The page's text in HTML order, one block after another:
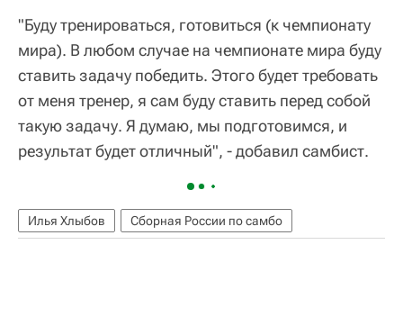
"Буду тренироваться, готовиться (к чемпионату
мира). В любом случае на чемпионате мира буду
ставить задачу победить. Этого будет требовать
от меня тренер, я сам буду ставить перед собой
такую задачу. Я думаю, мы подготовимся, и
результат будет отличный", - добавил самбист.
Илья Хлыбов Сборная России по самбо